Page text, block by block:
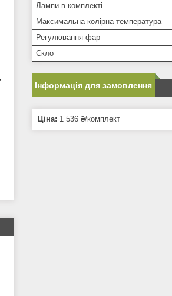
Лампи в комплекті
Максимальна колірна температура
Регулювання фар
Скло
Інформація для замовлення
Ціна: 1 536 ₴/комплект